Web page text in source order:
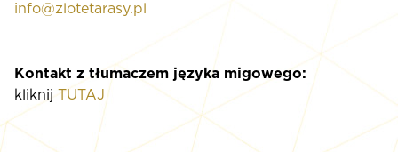
info@zlotetarasy.pl
Kontakt z tłumaczem języka migowego:
kliknijTUTAJ